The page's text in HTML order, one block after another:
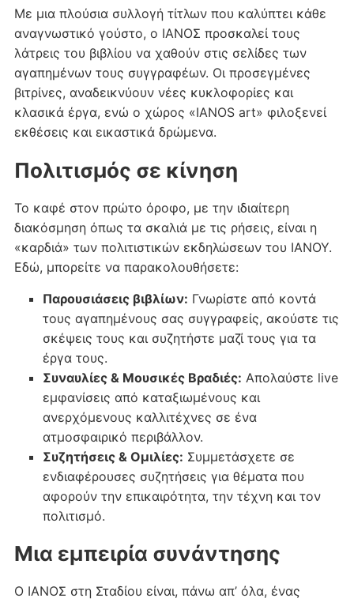
Με μια πλούσια συλλογή τίτλων που καλύπτει κάθε
αναγνωστικό γούστο, ο ΙΑΝΟΣ προσκαλεί τους
λάτρεις του βιβλίου να χαθούν στις σελίδες των
αγαπημένων τους συγγραφέων. Οι προσεγμένες
βιτρίνες, αναδεικνύουν νέες κυκλοφορίες και
κλασικά έργα, ενώ ο χώρος «IANOS art» φιλοξενεί
εκθέσεις και εικαστικά δρώμενα.
Πολιτισμός σε κίνηση
Το καφέ στον πρώτο όροφο, με την ιδιαίτερη
διακόσμηση όπως τα σκαλιά με τις ρήσεις, είναι η
«καρδιά» των πολιτιστικών εκδηλώσεων του ΙΑΝΟΥ.
Εδώ, μπορείτε να παρακολουθήσετε:
Παρουσιάσεις βιβλίων: Γνωρίστε από κοντά
τους αγαπημένους σας συγγραφείς, ακούστε τις
σκέψεις τους και συζητήστε μαζί τους για τα
έργα τους.
Συναυλίες & Μουσικές Βραδιές: Απολαύστε live
εμφανίσεις από καταξιωμένους και
ανερχόμενους καλλιτέχνες σε ένα
ατμοσφαιρικό περιβάλλον.
Συζητήσεις & Ομιλίες: Συμμετάσχετε σε
ενδιαφέρουσες συζητήσεις για θέματα που
αφορούν την επικαιρότητα, την τέχνη και τον
πολιτισμό.
Μια εμπειρία συνάντησης
Ο ΙΑΝΟΣ στη Σταδίου είναι, πάνω απ’ όλα, ένας